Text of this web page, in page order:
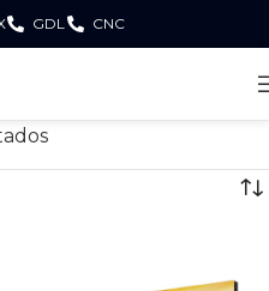
GDL CNC